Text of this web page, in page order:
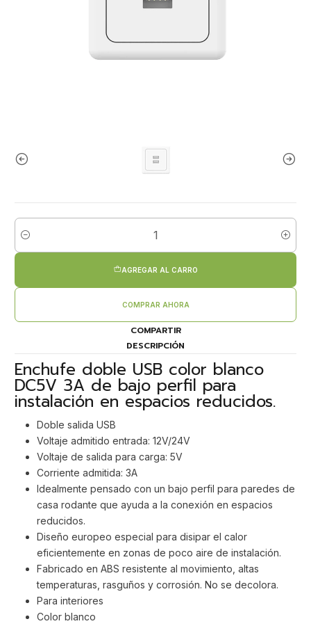
Cantidad
AGREGAR AL CARRO
COMPRAR AHORA
COMPARTIR
DESCRIPCIÓN
Enchufe doble USB color blanco
DC5V 3A de bajo perfil para
instalación en espacios reducidos.
Doble salida USB
Voltaje admitido entrada: 12V/24V
Voltaje de salida para carga: 5V
Corriente admitida: 3A
Idealmente pensado con un bajo perfil para paredes de
casa rodante que ayuda a la conexión en espacios
reducidos.
Diseño europeo especial para disipar el calor
eficientemente en zonas de poco aire de instalación.
Fabricado en ABS resistente al movimiento, altas
temperaturas, rasguños y corrosión. No se decolora.
Para interiores
Color blanco